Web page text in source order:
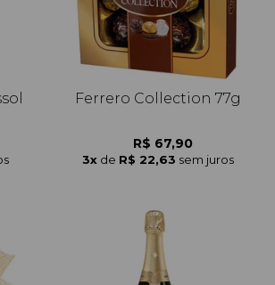
Ferrero Collection 77g
R$ 67,90
3x de R$ 22,63 sem juros